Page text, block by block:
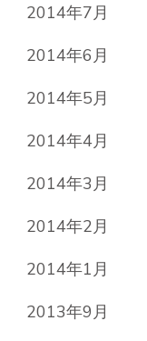
2014年7月
2014年6月
2014年5月
2014年4月
2014年3月
2014年2月
2014年1月
2013年9月